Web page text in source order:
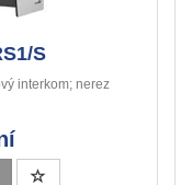
S
interkom; nerez